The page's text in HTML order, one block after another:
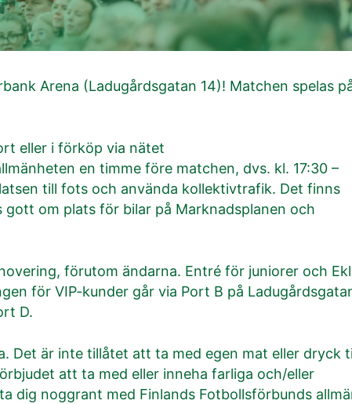
Arena (Ladugårdsgatan 14)! Matchen spelas
eller i förköp via nätet
en timme före matchen, dvs. kl. 17:30 –
till fots och använda kollektivtrafik. Det finns
om plats för bilar på Marknadsplanen och
förutom ändarna. Entré för juniorer och
för VIP-kunder går via Port B på
D.
Det är inte tillåtet att ta med egen mat eller dryck
att ta med eller inneha farliga och/eller
dig noggrant med Finlands Fotbollsförbunds